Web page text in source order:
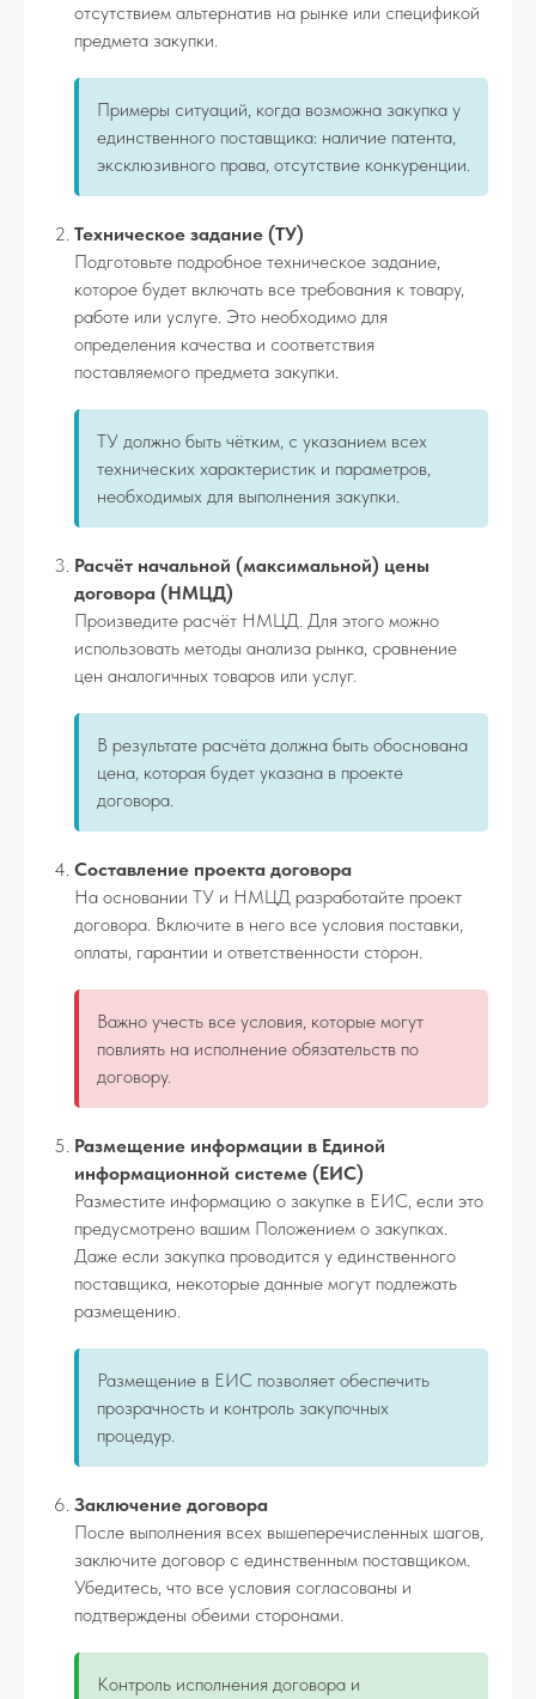
отсутствием альтернатив на рынке или спецификой
предмета закупки.
Примеры ситуаций, когда возможна закупка у
единственного поставщика: наличие патента,
эксклюзивного права, отсутствие конкуренции.
Техническое задание (ТУ)
Подготовьте подробное техническое задание,
которое будет включать все требования к товару,
работе или услуге. Это необходимо для
определения качества и соответствия
поставляемого предмета закупки.
ТУ должно быть чётким, с указанием всех
технических характеристик и параметров,
необходимых для выполнения закупки.
Расчёт начальной (максимальной) цены
договора (НМЦД)
Произведите расчёт НМЦД. Для этого можно
использовать методы анализа рынка, сравнение
цен аналогичных товаров или услуг.
В результате расчёта должна быть обоснована
цена, которая будет указана в проекте
договора.
Составление проекта договора
На основании ТУ и НМЦД разработайте проект
договора. Включите в него все условия поставки,
оплаты, гарантии и ответственности сторон.
Важно учесть все условия, которые могут
повлиять на исполнение обязательств по
договору.
Размещение информации в Единой
информационной системе (ЕИС)
Разместите информацию о закупке в ЕИС, если это
предусмотрено вашим Положением о закупках.
Даже если закупка проводится у единственного
поставщика, некоторые данные могут подлежать
размещению.
Размещение в ЕИС позволяет обеспечить
прозрачность и контроль закупочных
процедур.
Заключение договора
После выполнения всех вышеперечисленных шагов,
заключите договор с единственным поставщиком.
Убедитесь, что все условия согласованы и
подтверждены обеими сторонами.
Контроль исполнения договора и